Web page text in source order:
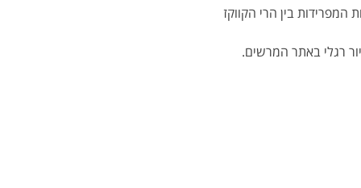
המפרידות בין הרי הקווקז